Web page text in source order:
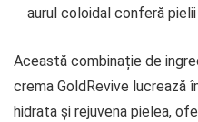
aurul coloidal conferă
Această combinație de
crema GoldRevive lucrează
hidrata și rejuvena pielea,